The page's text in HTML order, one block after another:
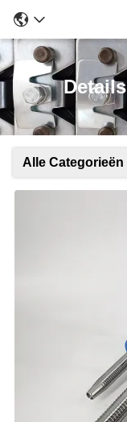
Alle Categorieën